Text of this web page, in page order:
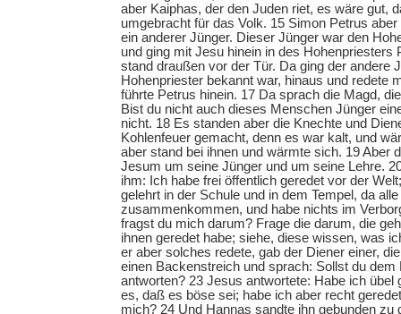
aber Kaiphas, der den Juden riet, es wäre gut,
umgebracht für das Volk. 15 Simon Petrus
ein anderer Jünger. Dieser Jünger war den
und ging mit Jesu hinein in des Hohenpriesters
stand draußen vor der Tür. Da ging der andere
Hohenpriester bekannt war, hinaus und redete
führte Petrus hinein. 17 Da sprach die Magd,
Bist du nicht auch dieses Menschen Jünger
nicht. 18 Es standen aber die Knechte und
Kohlenfeuer gemacht, denn es war kalt, und
aber stand bei ihnen und wärmte sich. 19 Aber
Jesum um seine Jünger und um seine Lehre.
ihm: Ich habe frei öffentlich geredet vor der
gelehrt in der Schule und in dem Tempel, da
zusammenkommen, und habe nichts im
fragst du mich darum? Frage die darum, die
ihnen geredet habe; siehe, diese wissen, was
er aber solches redete, gab der Diener einer,
einen Backenstreich und sprach: Sollst du dem
antworten? 23 Jesus antwortete: Habe ich übel
es, daß es böse sei; habe ich aber recht
mich? 24 Und Hannas sandte ihn gebunden zu